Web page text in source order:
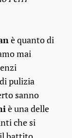
è quanto di
mai
pulizia
sanno
è una delle
che si